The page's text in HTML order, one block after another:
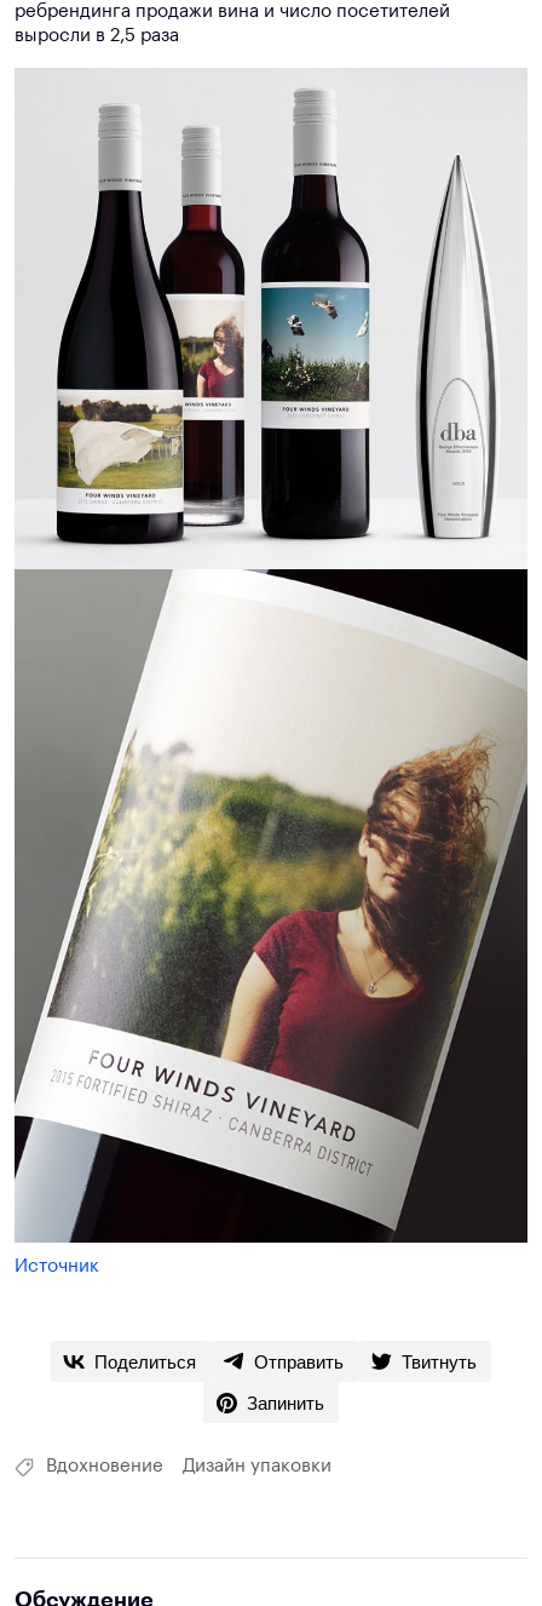
ребрендинга продажи вина и число посетителей
выросли в 2,5 раза
Источник
Поделиться Отправить
Твитнуть
Запинить
Вдохновение Дизайн упаковки
Обсуждение